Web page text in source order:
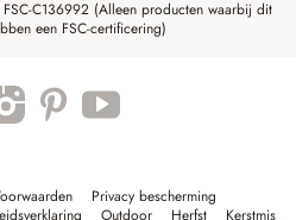
C136992 (Alleen producten waarbij dit
een FSC-certificering)
Privacy bescherming
Outdoor Herfst Kerstmis